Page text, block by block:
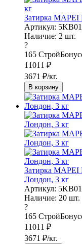
Затирка MAPEI
Артикул:
Наличие: 2 шт.
?
165
11011 ₽
3671 ₽/кг.
В корзину
Затирка MAPEI
Лондон, 3 кг
Артикул:
Наличие: 20 шт.
?
165
11011 ₽
3671 ₽/кг.